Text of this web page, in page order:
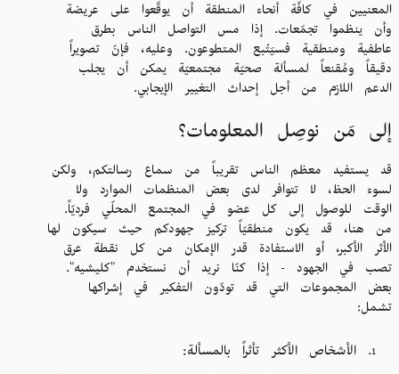
المعنيين في كافّة أنحاء المنطقة أن يوقّعوا على عريضة
وأن ينظموا تجمّعات. إذا مس التواصل الناس بطرق
عاطفية ومنطقية فسيَتْبع المتطوعون. وعليه، فإنّ تصويراً
دقيقاً ومُقنعاً لمسألة صحيّة مجتمعيّة يمكن أن يجلب
الدعم اللازم من أجل إحداث التغيير الإيجابي.
إلى مَن نوصِل المعلومات؟
قد يستفيد معظم الناس تقريباً من سماع رسالتكم، ولكن
لسوء الحظ، لا تتوافر لدى بعض المنظمات الموارد ولا
الوقت للوصول إلى كل عضو في المجتمع المحلّي فرديّاً.
من هنا، قد يكون منطقيّاً تركيز جهودكم حيث سيكون لها
الأثر الأكبر، أو الاستفادة قدر الإمكان من كل نقطة عرق
تصب في الجهود - إذا كنّا نريد أن نستخدم "كليشيه".
بعض المجموعات التي قد تودّون التفكير في إشراكها
تشمل:
الأشخاص الأكثر تأثراً بالمسألة: